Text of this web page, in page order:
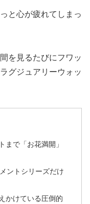
と心が疲れてしまっ
を見るたびにフワッ
グジュアリーウォッ
まで「お花満開」
ントシリーズだけ
かけている圧倒的